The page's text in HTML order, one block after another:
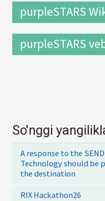
purpleSTARS
purpleSTARS
So'nggi
A response to the
Technology should be
the destination
RIX Hackathon26